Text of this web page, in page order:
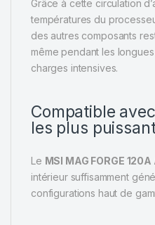
Grâce à cette circulation
températures du
des autres composants
même pendant les
charges intensives.
Compatible
les plus
Le MSI MAG FORGE 120A
intérieur suffisamment
configurations haut de